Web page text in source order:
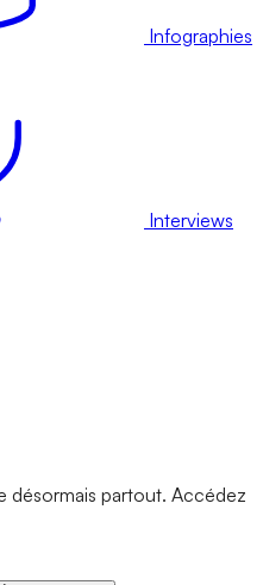
Infographies
Interviews
désormais partout. Accédez